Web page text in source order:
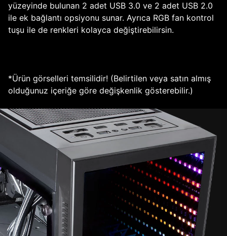
yüzeyinde bulunan 2 adet USB 3.0 ve 2 adet USB 2.0
ile ek bağlantı opsiyonu sunar. Ayrıca RGB fan kontrol
tuşu ile de renkleri kolayca değiştirebilirsin.
*Ürün görselleri temsilidir! (Belirtilen veya satın almış
olduğunuz içeriğe göre değişkenlik gösterebilir.)